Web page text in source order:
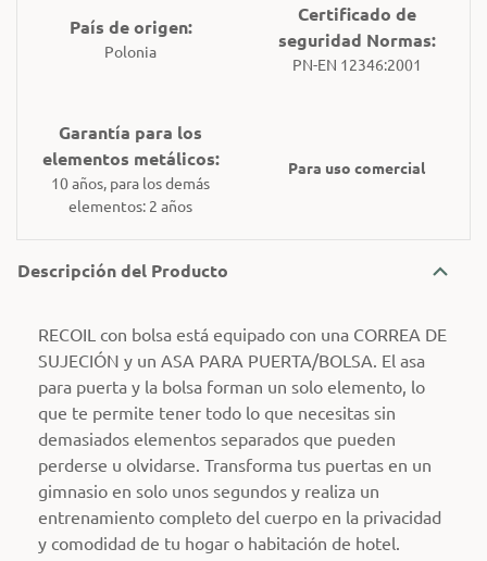
País de origen:
Polonia
Certificado de
seguridad Normas:
PN-EN 12346:2001
Garantía para los
elementos metálicos:
10 años, para los demás
elementos: 2 años
Para uso comercial
Descripción del Producto
RECOIL con bolsa está equipado con una CORREA DE
SUJECIÓN y un ASA PARA PUERTA/BOLSA. El asa
para puerta y la bolsa forman un solo elemento, lo
que te permite tener todo lo que necesitas sin
demasiados elementos separados que pueden
perderse u olvidarse. Transforma tus puertas en un
gimnasio en solo unos segundos y realiza un
entrenamiento completo del cuerpo en la privacidad
y comodidad de tu hogar o habitación de hotel.